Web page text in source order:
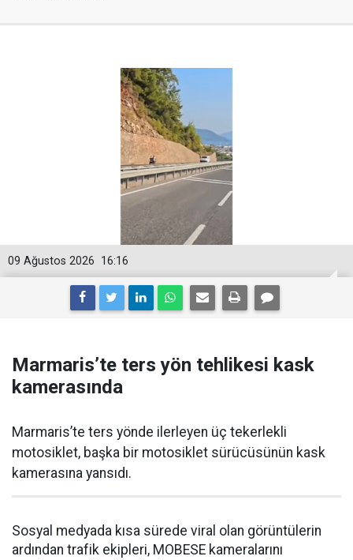
16:16
09 Ağustos 2026
Marmaris’te ters yön tehlikesi kask
kamerasında
Marmaris’te ters yönde ilerleyen üç tekerlekli
motosiklet, başka bir motosiklet sürücüsünün kask
kamerasına yansıdı.
Sosyal medyada kısa sürede viral olan görüntülerin
ardından trafik ekipleri, MOBESE kameralarını